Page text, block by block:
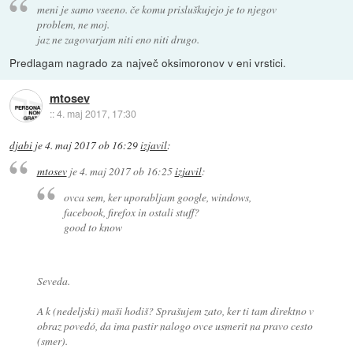
meni je samo vseeno. če komu prisluškujejo je to njegov
problem, ne moj.
jaz ne zagovarjam niti eno niti drugo.
Predlagam nagrado za največ oksimoronov v eni vrstici.
mtosev
::4. maj 2017, 17:30
djabi je4. maj 2017 ob 16:29izjavil:
mtosevje4. maj 2017 ob 16:25izjavil:
ovca sem, ker uporabljam google, windows,
facebook, firefox in ostali stuff?
good to know
Seveda.
A k (nedeljski) maši hodiš? Sprašujem zato, ker ti tam direktno v
obraz povedó, da ima pastir nalogo ovce usmerit na pravo cesto
(smer).